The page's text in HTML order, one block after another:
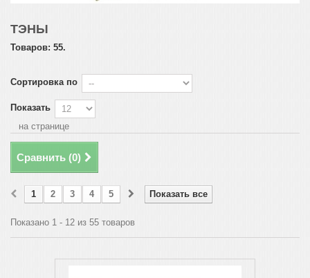
ТЭНЫ
Товаров: 55.
Сортировка по
Показать
на странице
Сравнить (0)
Показать все
1 2 3 4 5
Показано 1 - 12 из 55 товаров